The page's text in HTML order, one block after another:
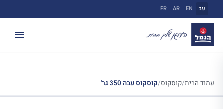
לתוכן
עב EN
AR
FR
עמוד הבית/קוסקוס/קוסקוס עבה 350 גר'